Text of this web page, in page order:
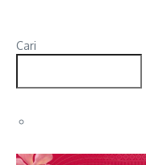
Cari